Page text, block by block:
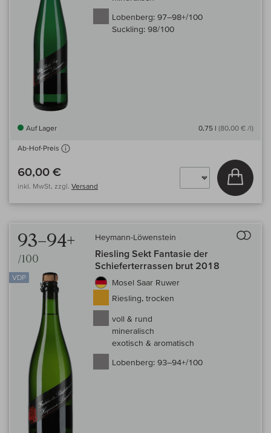
Lobenberg: 97–98+/100
Suckling: 98/100
Auf Lager 0,75 l (80,00 € /l)
Ab-Hof-Preis
60,00 €
inkl. MwSt, zzgl. Versand
In
93–94+
/100
VDP
Heymann-Löwenstein
Riesling Sekt Fantasie der
Schieferterrassen brut 2018
Mosel Saar Ruwer
Riesling, trocken
voll & rund
mineralisch
exotisch & aromatisch
Lobenberg: 93–94+/100